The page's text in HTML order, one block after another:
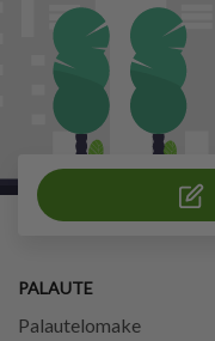
PALAUTE
Palautelomake